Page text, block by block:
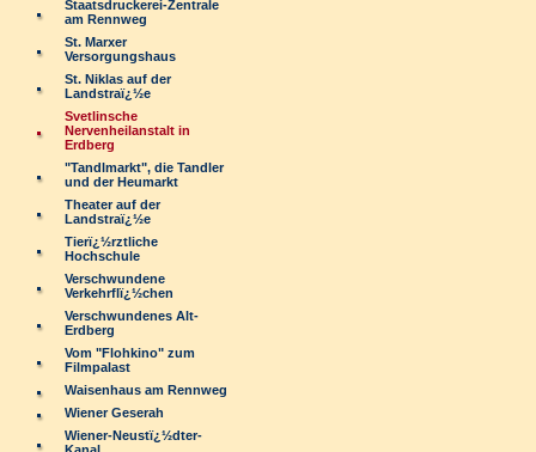
Staatsdruckerei-Zentrale
am Rennweg
St. Marxer
Versorgungshaus
St. Niklas auf der
Landstraï¿½e
Svetlinsche
Nervenheilanstalt in
Erdberg
"Tandlmarkt", die Tandler
und der Heumarkt
Theater auf der
Landstraï¿½e
Tierï¿½rztliche
Hochschule
Verschwundene
Verkehrflï¿½chen
Verschwundenes Alt-
Erdberg
Vom "Flohkino" zum
Filmpalast
Waisenhaus am Rennweg
Wiener Geserah
Wiener-Neustï¿½dter-